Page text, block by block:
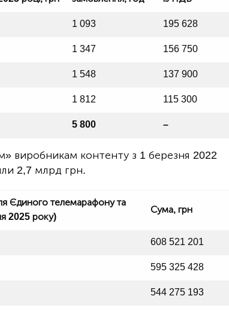
1 093 195 628
1 347 156 750
1 548 137 900
1 812 115 300
5 800 –
виробникам контенту з 1 березня 2022
2,7 млрд грн.
Єдиного телемарафону та
2025 року)
Сума, грн
608 521 201
595 325 428
544 275 193